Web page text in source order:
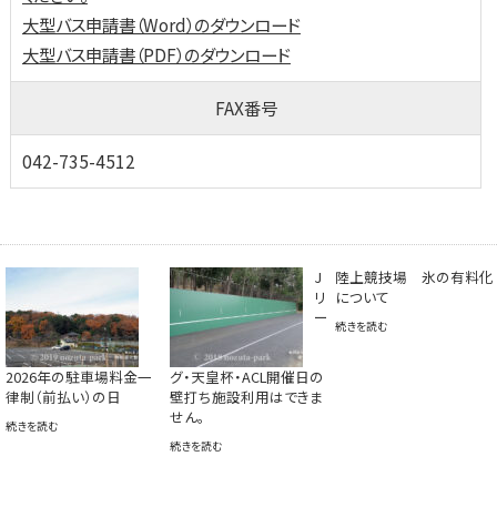
大型バス申請書（Word）のダウンロード
大型バス申請書（PDF）のダウンロード
FAX番号
042-735-4512
2026年の駐車場料金一
律制（前払い）の日
続きを読む
J
リ
ー
グ・天皇杯・ACL開催日の
壁打ち施設利用はできま
せん。
続きを読む
陸上競技場 氷の有料化
について
続きを読む